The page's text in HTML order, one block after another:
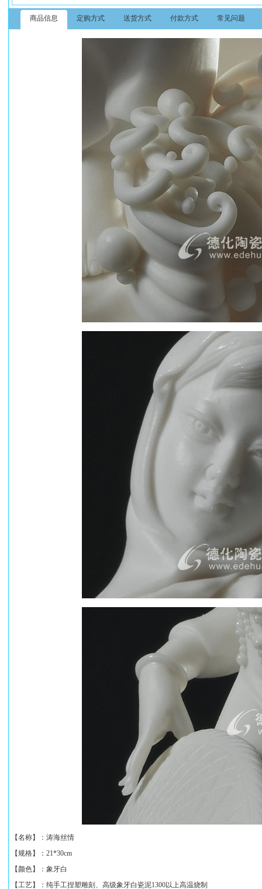
商品信息 定购方式 送货方式 付款方式 常见问题
【名称】： 涛海丝情
【规格】： 21*30cm
【颜色】：象牙白
【工艺】：纯手工捏塑雕刻、高级象牙白瓷泥1300以上高温烧制